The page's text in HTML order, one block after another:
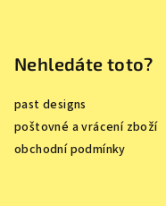
Nehledáte toto?
past designs
poštovné a vrácení zboží
obchodní podmínky